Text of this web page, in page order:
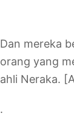
Dan mereka
orang yang
ahli Neraka.
.